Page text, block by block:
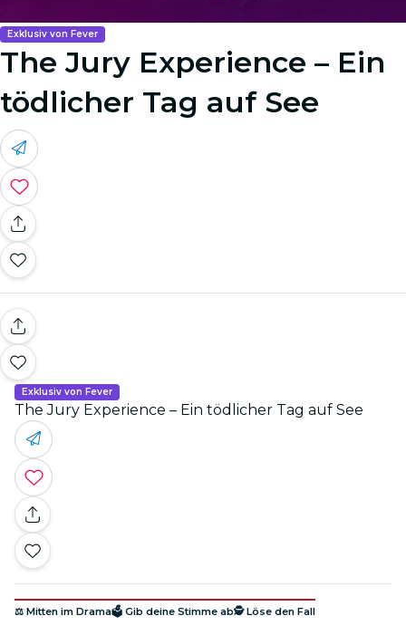
Exklusiv von Fever
The Jury Experience – Ein
tödlicher Tag auf See
Exklusiv von Fever
The Jury Experience – Ein tödlicher Tag auf See
⚖️ Mitten im Drama🗳️ Gib deine Stimme ab🕵️ Löse den Fall